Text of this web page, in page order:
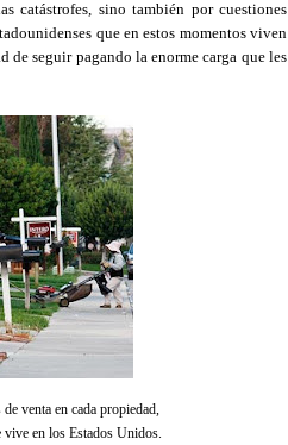
catástrofes, sino también por cuestiones
que en estos momentos viven
seguir pagando la enorme carga que les
venta en cada propiedad,
vive en los Estados Unidos.